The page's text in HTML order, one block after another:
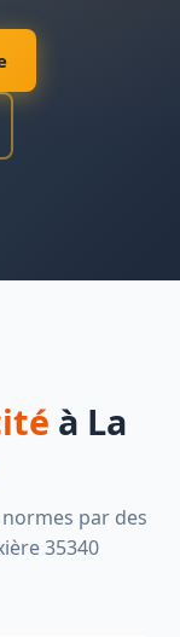
à La
par des
35340